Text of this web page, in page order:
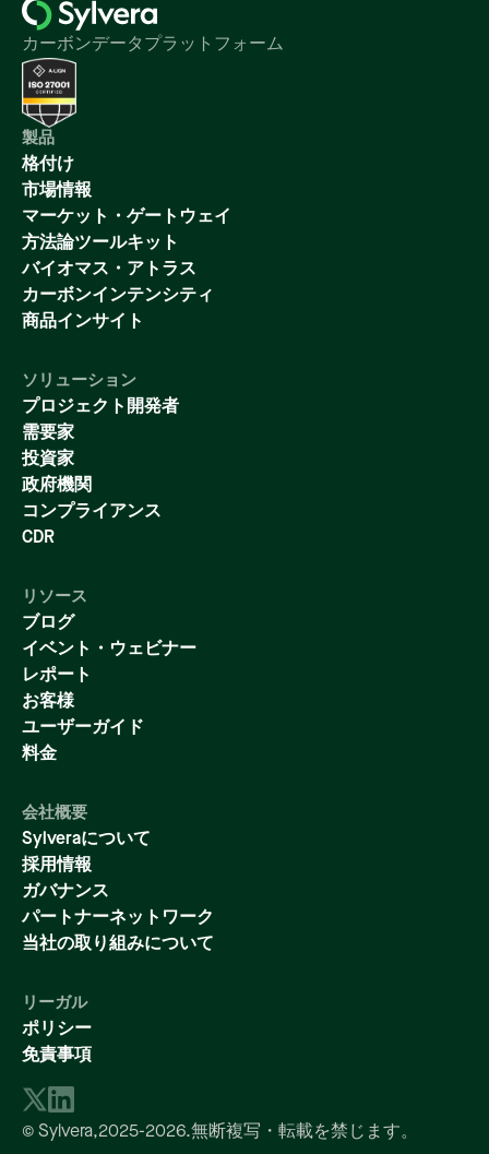
カーボンデータプラットフォーム
製品
格付け
市場情報
マーケット・ゲートウェイ
方法論ツールキット
バイオマス・アトラス
カーボンインテンシティ
商品インサイト
ソリューション
プロジェクト開発者
需要家
投資家
政府機関
コンプライアンス
CDR
リソース
ブログ
イベント・ウェビナー
レポート
お客様
ユーザーガイド
料金
会社概要
Sylveraについて
採用情報
ガバナンス
パートナーネットワーク
当社の取り組みについて
リーガル
ポリシー
免責事項
© Sylvera,2025-2026.無断複写・転載を禁じます。